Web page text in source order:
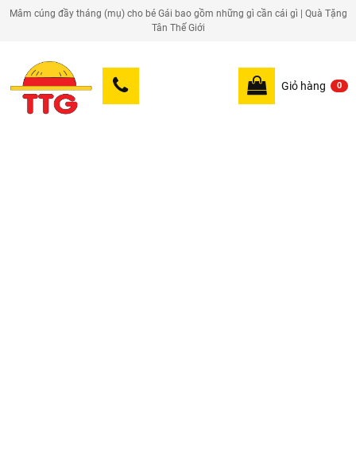
Mâm cúng đầy tháng (mụ) cho bé Gái bao gồm những gì cần cái gì | Quà Tặng
Tân Thế Giới
Giỏ hàng 0